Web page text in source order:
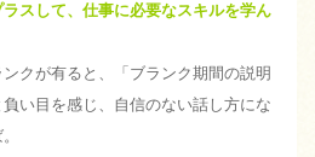
スして、仕事に必要なスキルを学ん
クが有ると、「ブランク期間の説明
い目を感じ、自信のない話し方にな